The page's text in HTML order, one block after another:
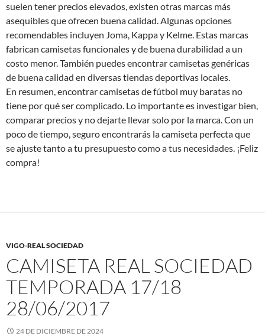
suelen tener precios elevados, existen otras marcas más
asequibles que ofrecen buena calidad. Algunas opciones
recomendables incluyen Joma, Kappa y Kelme. Estas marcas
fabrican camisetas funcionales y de buena durabilidad a un
costo menor. También puedes encontrar camisetas genéricas
de buena calidad en diversas tiendas deportivas locales.
En resumen, encontrar camisetas de fútbol muy baratas no
tiene por qué ser complicado. Lo importante es investigar bien,
comparar precios y no dejarte llevar solo por la marca. Con un
poco de tiempo, seguro encontrarás la camiseta perfecta que
se ajuste tanto a tu presupuesto como a tus necesidades. ¡Feliz
compra!
VIGO-REAL SOCIEDAD
CAMISETA REAL SOCIEDAD
TEMPORADA 17/18
28/06/2017
24 DE DICIEMBRE DE 2024